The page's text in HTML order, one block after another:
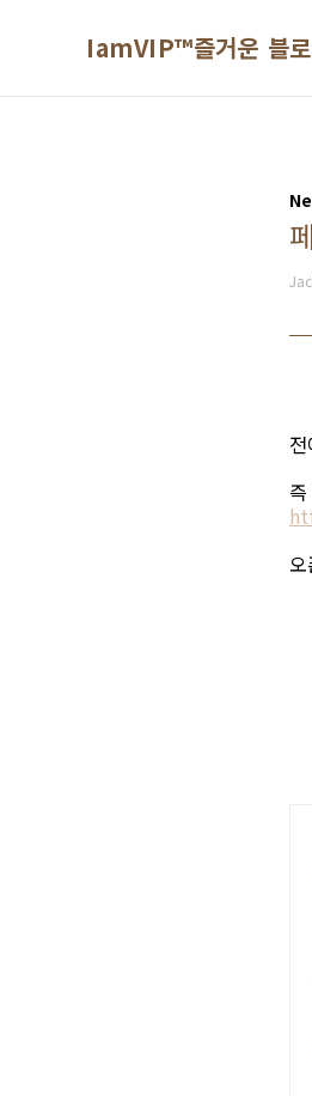
IamVIP™즐거운 블